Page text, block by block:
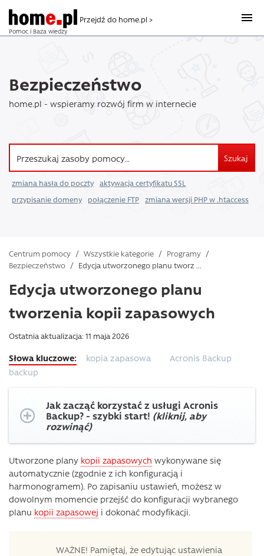
Pomoc i Baza wiedzy
Przejdź do home.pl >
Bezpieczeństwo
home.pl - wspieramy rozwój firm w internecie
Szukaj
zmiana hasła do poczty
aktywacja certyfikatu SSL
przypisanie domeny
połączenie FTP zmiana wersji PHP w .htaccess
Centrum pomocy / Wszystkie kategorie / Programy /
Bezpieczeństwo / Edycja utworzonego planu tworz ...
Edycja utworzonego planu
tworzenia kopii zapasowych
Ostatnia aktualizacja: 11 maja 2026
kopia zapasowa
Acronis Backup
backup
Jak zacząć korzystać z usługi Acronis
Backup? - szybki start! (kliknij, aby
rozwinąć)
Utworzone plany kopii zapasowych wykonywane się
automatycznie (zgodnie z ich konfiguracją i
harmonogramem). Po zapisaniu ustawień, możesz w
dowolnym momencie przejść do konfiguracji wybranego
planu kopii zapasowej i dokonać modyfikacji.
WAŻNE! Pamiętaj, że edytując ustawienia